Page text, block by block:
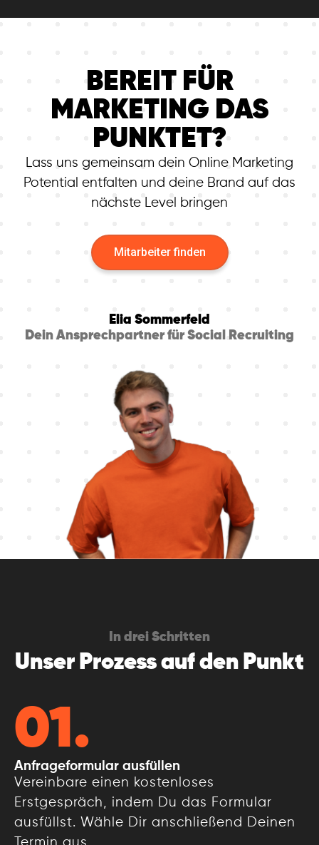
BEREIT FÜR
MARKETING DAS
PUNKTET?
Lass uns gemeinsam dein Online Marketing
Potential entfalten und deine Brand auf das
nächste Level bringen
Mitarbeiter finden
Elia Sommerfeld
Dein Ansprechpartner für Social Recruiting
In drei Schritten
Unser Prozess auf den Punkt
01.
Anfrageformular ausfüllen
Vereinbare einen kostenloses
Erstgespräch, indem Du das Formular
ausfüllst. Wähle Dir anschließend Deinen